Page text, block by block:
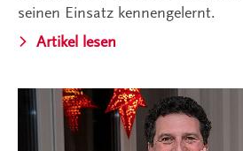
seinen Einsatz kennengelernt.
Artikel lesen